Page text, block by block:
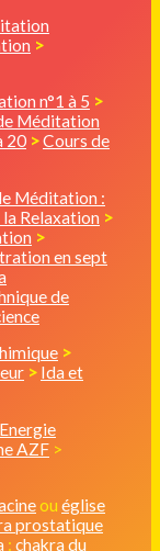
>
n°1 à 5 >
Méditation
20 >Cours de
Méditation :
Relaxation >
>
en sept
de
>
> Ida et
Energie
AZF >
ou église
prostatique
: chakra du